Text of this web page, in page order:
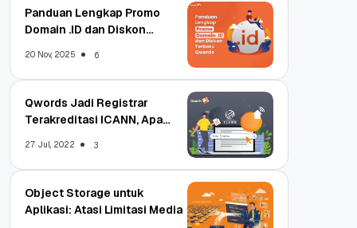
Panduan Lengkap Promo
Domain .ID dan Diskon
20 Nov, 2025 6
Qwords Jadi Registrar
Terakreditasi ICANN, Apa
27 Jul, 2022 3
Object Storage untuk
Aplikasi: Atasi Limitasi Media